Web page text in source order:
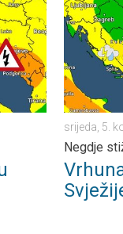
srijeda, 5.
Negdje